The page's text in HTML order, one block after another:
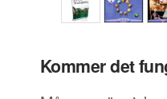
Kommer det